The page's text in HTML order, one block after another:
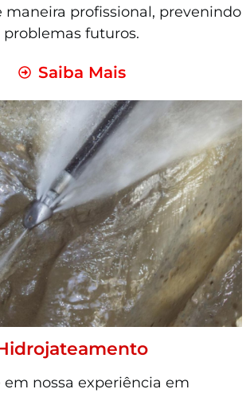
maneira profissional, prevenindo
problemas futuros.
Saiba Mais
em nossa experiência em